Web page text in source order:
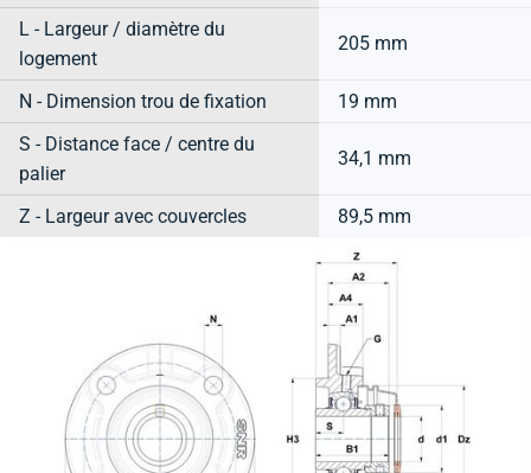
L - Largeur / diamètre du
logement
205 mm
N - Dimension trou de fixation
19 mm
S - Distance face / centre du
palier
34,1 mm
Z - Largeur avec couvercles 89,5 mm